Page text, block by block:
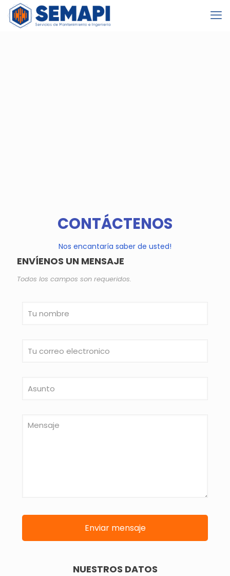
CONTÁCTENOS
Nos encantaría saber de usted!
ENVÍENOS UN MENSAJE
Todos los campos son requeridos.
NUESTROS DATOS